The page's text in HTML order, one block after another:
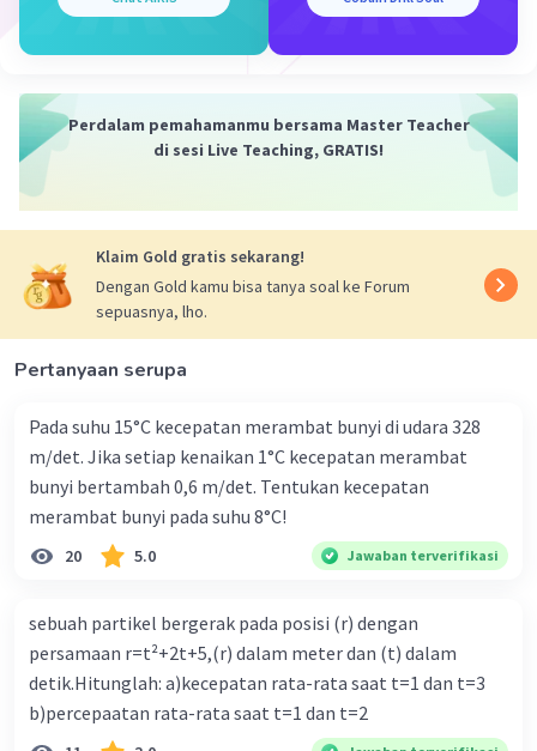
3. a) Hasil perkalian titik kedua vektor A dan B
3. b) Hasil perkalian silang kedua vektor A dan B
A x B = |i j k |
|-5 1 -1|
|1 2 -3|
A x B = (1*(-3) - (-1*2))i - ((-5)*(-3) - (-1*1))j +
((-5)*2 - 1*1)k
A x B = -i - 16j - 9k
4. a) Untuk menghitung hasil perkalian silang
dua vektor A dan B, kita gunakan rumus berikut:
|2 1 -1|
C = (1*2 - (-1*1))i - (2*2 - (-1*1))j + (2*(-1) - 1*1)k
C = (2 + 1)i - (4 + 1)j + (-2 - 1)k
C = 3i - 5j - 3k
4. b) Nilai vektor C adalah (3i - 5j - 3k) meter.
Perdalam pemahamanmu bersama Master Teacher
di sesi Live Teaching, GRATIS!
Klaim Gold gratis sekarang!
Dengan Gold kamu bisa tanya soal ke Forum
sepuasnya, lho.
Pertanyaan serupa
Pada suhu 15°C kecepatan merambat bunyi di udara 328
m/det. Jika setiap kenaikan 1°C kecepatan merambat
bunyi bertambah 0,6 m/det. Tentukan kecepatan
merambat bunyi pada suhu 8°C!
20 5.0 Jawaban terverifikasi
sebuah partikel bergerak pada posisi (r) dengan
persamaan r=t²+2t+5,(r) dalam meter dan (t) dalam
detik.Hitunglah: a)kecepatan rata-rata saat t=1 dan t=3
b)percepaatan rata-rata saat t=1 dan t=2